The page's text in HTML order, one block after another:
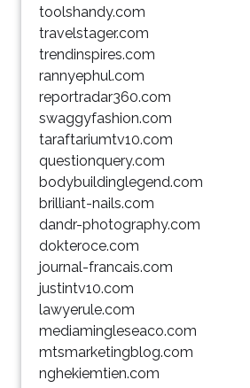
toolshandy.com
travelstager.com
trendinspires.com
rannyephul.com
reportradar360.com
swaggyfashion.com
taraftariumtv10.com
questionquery.com
bodybuildinglegend.com
brilliant-nails.com
dandr-photography.com
dokteroce.com
journal-francais.com
justintv10.com
lawyerule.com
mediamingleseaco.com
mtsmarketingblog.com
nghekiemtien.com